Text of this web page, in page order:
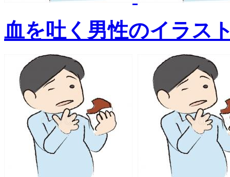
血を吐く男性のイラス